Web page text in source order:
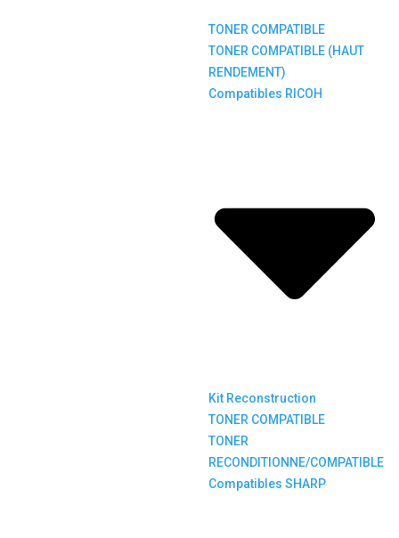
TONER COMPATIBLE
TONER COMPATIBLE (HAUT
RENDEMENT)
Compatibles RICOH
Kit Reconstruction
TONER COMPATIBLE
TONER
RECONDITIONNE/COMPATIBLE
Compatibles SHARP